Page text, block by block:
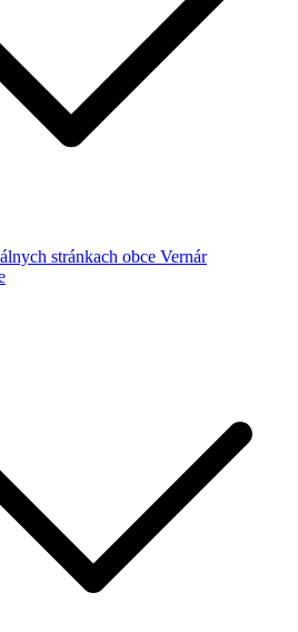
stránkach obce Vernár